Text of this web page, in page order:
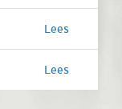
Lees
Lees